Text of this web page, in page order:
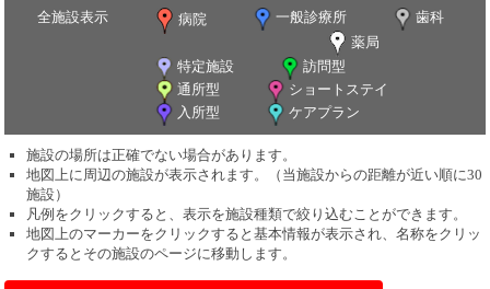
全施設表示 病院 一般診療所
歯科
薬局
特定施設
訪問型
通所型
ショートステイ
入所型
ケアプラン
施設の場所は正確でない場合があります。
地図上に周辺の施設が表示されます。（当施設からの距離が近い順に30
施設）
凡例をクリックすると、表示を施設種類で絞り込むことができます。
地図上のマーカーをクリックすると基本情報が表示され、名称をクリッ
クするとその施設のページに移動します。